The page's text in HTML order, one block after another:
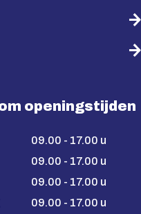
openingstijden
09.00 - 17.00 u
09.00 - 17.00 u
09.00 - 17.00 u
09.00 - 17.00 u